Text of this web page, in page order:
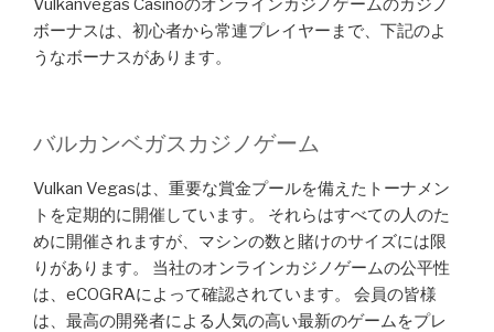
Vulkanvegas Casinoのオンラインカジノゲームのカジノ
ボーナスは、初心者から常連プレイヤーまで、下記のよ
うなボーナスがあります。
バルカンベガスカジノゲーム
Vulkan Vegasは、重要な賞金プールを備えたトーナメン
トを定期的に開催しています。 それらはすべての人のた
めに開催されますが、マシンの数と賭けのサイズには限
りがあります。 当社のオンラインカジノゲームの公平性
は、eCOGRAによって確認されています。 会員の皆様
は、最高の開発者による人気の高い最新のゲームをプレ